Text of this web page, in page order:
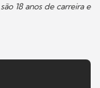
18 anos de carreira e